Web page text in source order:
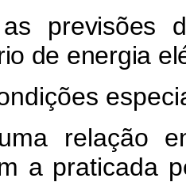
previsões
de energia
relação
a praticada